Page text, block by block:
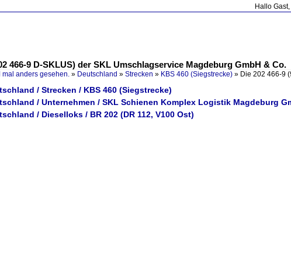
Hallo
466-9 D-SKLUS) der SKL Umschlagservice Magdeburg GmbH & Co.
mal anders gesehen. » Deutschland » Strecken » KBS 460 (Siegstrecke) » Die 202 466-9
/ Strecken / KBS 460 (Siegstrecke)
/ Unternehmen / SKL Schienen Komplex Logistik Magdeburg
/ Dieselloks / BR 202 (DR 112, V100 Ost)